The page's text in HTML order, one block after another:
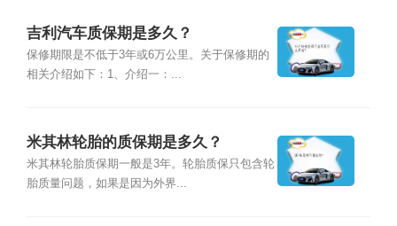
吉利汽车质保期是多久？
保修期限是不低于3年或6万公里。关于保修期的
相关介绍如下：1、介绍一：...
米其林轮胎的质保期是多久？
米其林轮胎质保期一般是3年。轮胎质保只包含轮
胎质量问题，如果是因为外界...